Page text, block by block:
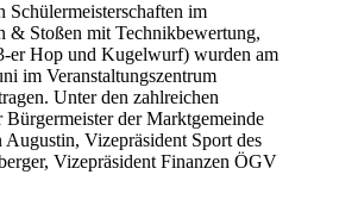
Schülermeisterschaften im
& Stoßen mit Technikbewertung,
er Hop und Kugelwurf) wurden am
im Veranstaltungszentrum
Unter den zahlreichen
Bürgermeister der Marktgemeinde
Vizepräsident Sport des
Vizepräsident Finanzen ÖGV